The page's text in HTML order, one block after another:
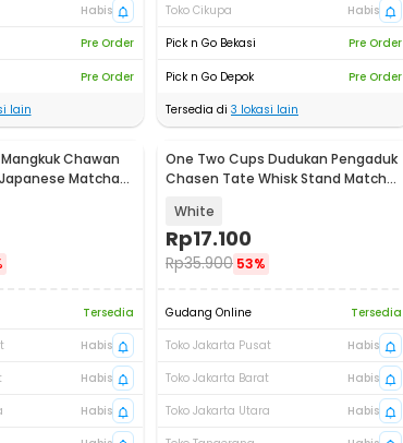
Habis
Pre Order
Pre Order
lain
Toko Cikupa
Habis
Pick n Go Bekasi
Pre Order
Pick n Go Depok
Pre Order
Tersedia di 3 lokasi lain
Chawan
Matcha
Tersedia
Habis
Habis
Habis
One Two Cups Dudukan Pengaduk
Chasen Tate Whisk Stand Matcha
White
Rp17.100
Rp35.900 53%
Gudang Online
Tersedia
Toko Jakarta Pusat
Habis
Toko Jakarta Barat
Habis
Toko Jakarta Utara
Habis